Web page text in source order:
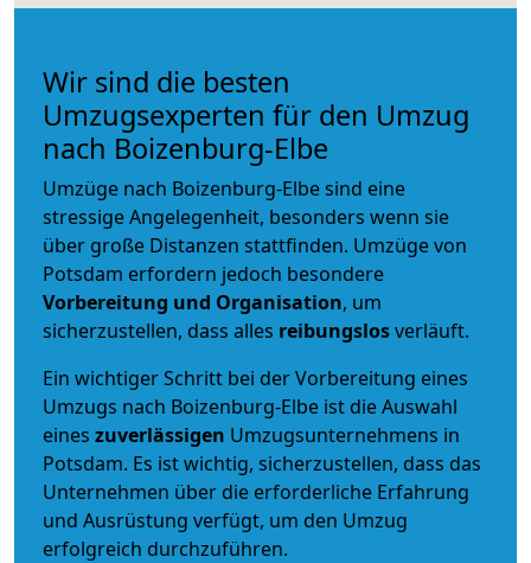
Wir sind die besten
Umzugsexperten für den Umzug
nach Boizenburg-Elbe
Umzüge nach Boizenburg-Elbe sind eine
stressige Angelegenheit, besonders wenn sie
über große Distanzen stattfinden. Umzüge von
Potsdam erfordern jedoch besondere
Vorbereitung und Organisation, um
sicherzustellen, dass alles reibungslosverläuft.
Ein wichtiger Schritt bei der Vorbereitung eines
Umzugs nach Boizenburg-Elbe ist die Auswahl
eines zuverlässigen Umzugsunternehmens in
Potsdam. Es ist wichtig, sicherzustellen, dass das
Unternehmen über die erforderliche Erfahrung
und Ausrüstung verfügt, um den Umzug
erfolgreich durchzuführen.